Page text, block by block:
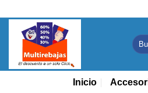
contenido
por:
Inicio